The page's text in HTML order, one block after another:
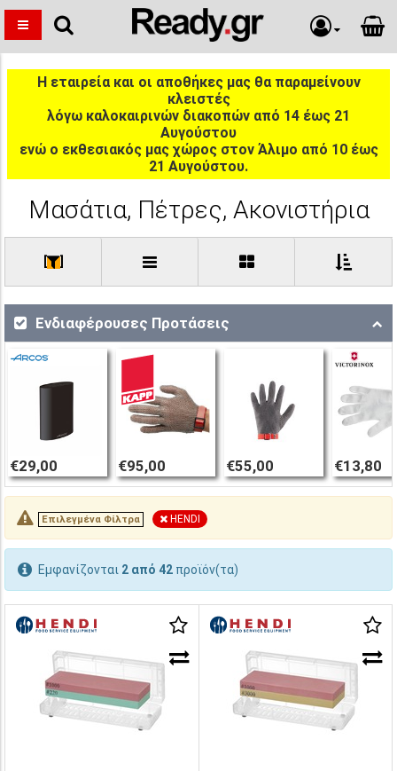
Η εταιρεία και οι αποθήκες μας θα παραμείνουν
κλειστές
λόγω καλοκαιρινών διακοπών από 14 έως 21
Αυγούστου
ενώ ο εκθεσιακός μας χώρος στον Άλιμο από 10 έως
21 Αυγούστου.
Μασάτια, Πέτρες, Ακονιστήρια
[ ]
Ενδιαφέρουσες Προτάσεις
€29,00 €95,00 €55,00 €13,80
Επιλεγμένα Φίλτρα HENDI
Εμφανίζονται 2 από 42 προϊόν(τα)